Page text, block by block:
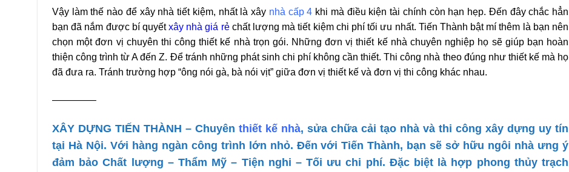
Vậy làm thế nào để xây nhà tiết kiệm, nhất là xây nhà cấp 4 khi mà điều kiện tài chính còn hạn hẹp. Đến đây chắc hẳn
bạn đã nắm được bí quyếtxây nhà giá rẻchất lượng mà tiết kiệm chi phí tối ưu nhất. Tiến Thành bật mí thêm là bạn nên
chọn một đơn vị chuyên thi công thiết kế nhà trọn gói. Những đơn vị thiết kế nhà chuyên nghiệp họ sẽ giúp bạn hoàn
thiện công trình từ A đến Z. Để tránh những phát sinh chi phí không cần thiết. Thi công nhà theo đúng như thiết kế mà họ
đã đưa ra. Tránh trường hợp “ông nói gà, bà nói vịt” giữa đơn vị thiết kế và đơn vị thi công khác nhau.
————–
XÂY DỰNG TIẾN THÀNH – Chuyên thiết kế nhà, sửa chữa cải tạo nhà và thi công xây dựng uy tín
tại Hà Nội. Với hàng ngàn công trình lớn nhỏ. Đến với Tiến Thành, bạn sẽ sở hữu ngôi nhà ưng ý
đảm bảo Chất lượng – Thẩm Mỹ – Tiện nghi – Tối ưu chi phí. Đặc biệt là hợp phong thủy trạch